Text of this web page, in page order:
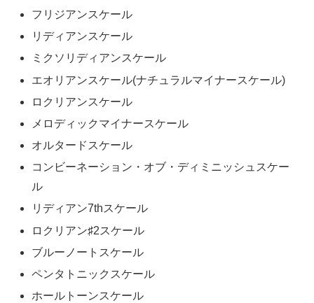
フリジアンスケール
リディアンスケール
ミクソリディアンスケール
エオリアンスケール(ナチュラルマイナースケール)
ロクリアンスケール
メロディックマイナースケール
オルタードスケール
コンビーネーション・オブ・ディミニッシュスケー
ル
リディアン7thスケール
ロクリアン♯2スケール
ブルーノートスケール
ペンタトニックスケール
ホールトーンスケール